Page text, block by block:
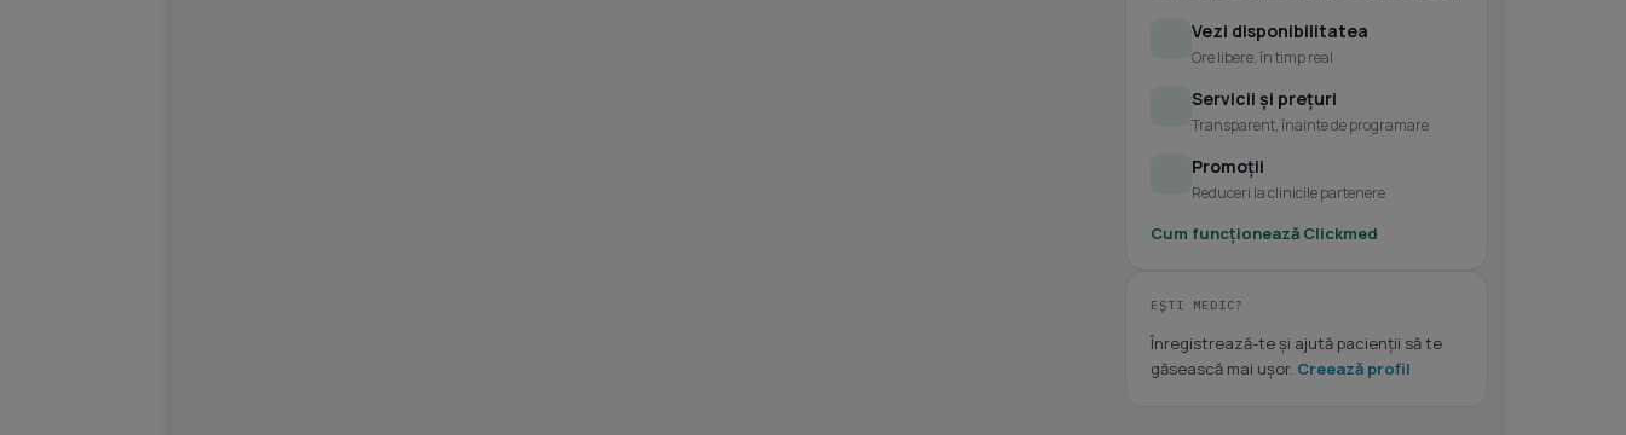
Vezi disponibilitatea
Ore libere, în timp real
Servicii și prețuri
Transparent, înainte de programare
Promoții
Reduceri la clinicile partenere
Cum funcționează Clickmed
EȘTI MEDIC?
Înregistrează-te și ajută pacienții să te
găsească mai ușor. Creează profil